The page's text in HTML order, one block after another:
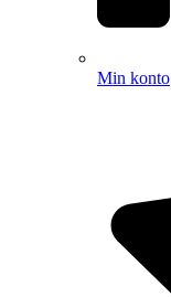
Min konto